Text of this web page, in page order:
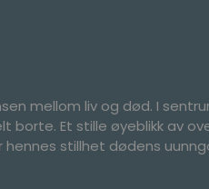
mellom liv og død. I
Et stille øyeblikk av
stillhet dødens